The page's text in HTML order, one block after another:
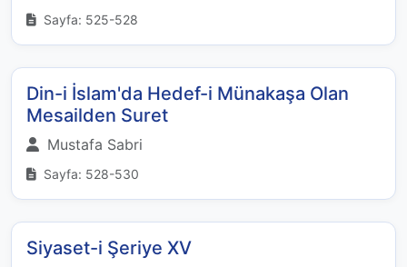
Sayfa: 525-528
Din-i İslam'da Hedef-i Münakaşa Olan
Mesailden Suret
Mustafa Sabri
Sayfa: 528-530
Siyaset-i Şeriye XV